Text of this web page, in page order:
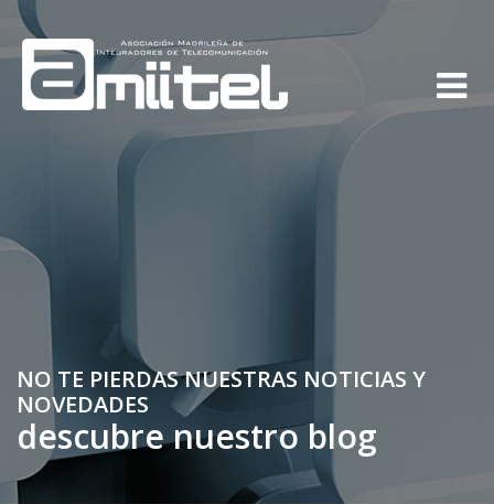
NO TE PIERDAS NUESTRAS NOTICIAS Y
NOVEDADES
descubre nuestro blog